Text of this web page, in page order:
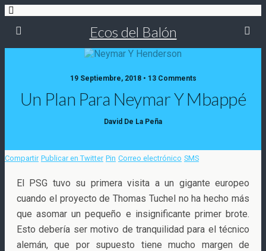
Ecos del Balón
19 Septiembre, 2018 • 13 Comments
Un Plan Para Neymar Y Mbappé
David De La Peña
Compartir Publicar en Twitter Pin Correo electrónico SMS
El PSG tuvo su primera visita a un gigante europeo
cuando el proyecto de Thomas Tuchel no ha hecho más
que asomar un pequeño e insignificante primer brote.
Esto debería ser motivo de tranquilidad para el técnico
alemán, que por supuesto tiene mucho margen de